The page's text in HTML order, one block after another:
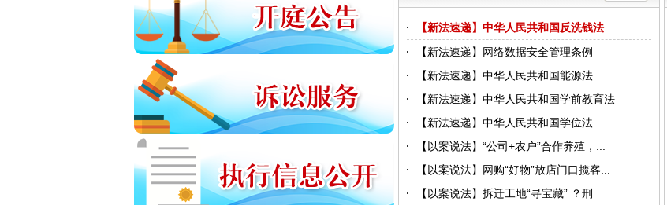
【新法速递】中华人民共和国反洗钱法
【新法速递】网络数据安全管理条例
【新法速递】中华人民共和国能源法
【新法速递】中华人民共和国学前教育法
【新法速递】中华人民共和国学位法
【以案说法】“公司+农户”合作养殖，...
【以案说法】网购“好物”放店门口揽客...
【以案说法】拆迁工地“寻宝藏” ？刑